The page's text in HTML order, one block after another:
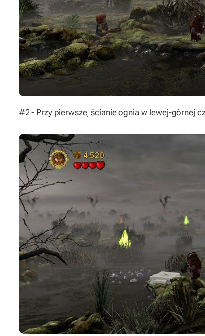
#2 - Przy pierwszej ścianie ognia w lewej-górnej